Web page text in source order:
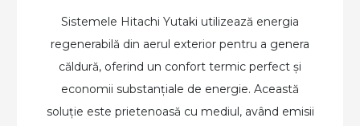
Sistemele Hitachi Yutaki utilizează energia
regenerabilă din aerul exterior pentru a genera
căldură, oferind un confort termic perfect și
economii substanțiale de energie. Această
soluție este prietenoasă cu mediul, având emisii